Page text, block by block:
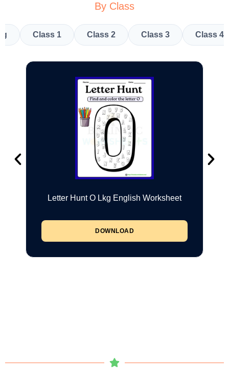
By Class
Class 1 Class 2 Class 3 Class 4
Letter Hunt O Lkg English Worksheet
DOWNLOAD